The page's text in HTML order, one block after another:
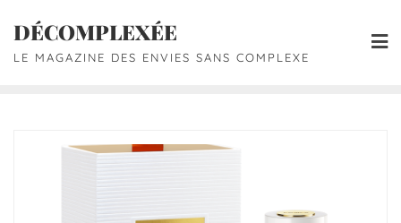
DÉCOMPLEXÉE
LE MAGAZINE DES ENVIES SANS COMPLEXE